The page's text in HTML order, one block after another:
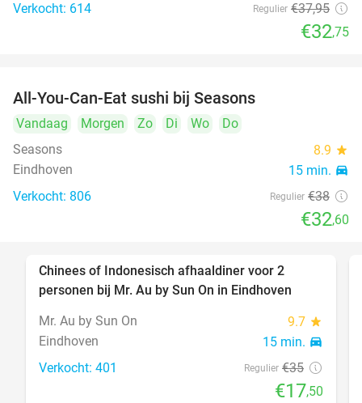
Verkocht: 614 Regulier €37,95
€32,75
All-You-Can-Eat sushi bij Seasons
Vandaag Morgen Zo Di Wo
Do
Seasons
8.9 star
Eindhoven 15 min. directions_car
Verkocht: 806 Regulier €38
€32,60
Chinees of Indonesisch afhaaldiner voor 2
personen bij Mr. Au by Sun On in Eindhoven
Mr. Au by Sun On
9.7 star
Eindhoven 15 min. directions_car
Verkocht: 401 Regulier €35
€17,50